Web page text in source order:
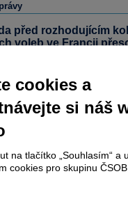
před rozhodujícím
voleb ve Francii
vyjádřeních důraz na
rétoriku
cookies a
si náš
na tlačítko „Souhlasím“ a
cookies pro skupinu